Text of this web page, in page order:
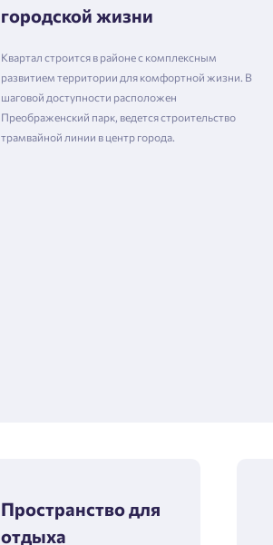
городской жизни
Квартал строится в районе с комплексным
развитием территории для комфортной жизни. В
шаговой доступности расположен
Преображенский парк, ведется строительство
трамвайной линии в центр города.
Пространство для
отдыха